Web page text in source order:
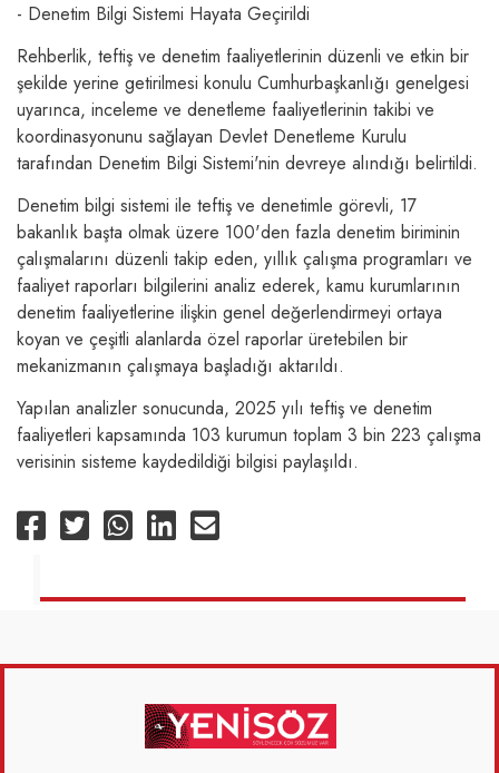
- Denetim Bilgi Sistemi Hayata Geçirildi
Rehberlik, teftiş ve denetim faaliyetlerinin düzenli ve etkin bir
şekilde yerine getirilmesi konulu Cumhurbaşkanlığı genelgesi
uyarınca, inceleme ve denetleme faaliyetlerinin takibi ve
koordinasyonunu sağlayan Devlet Denetleme Kurulu
tarafından Denetim Bilgi Sistemi'nin devreye alındığı belirtildi.
Denetim bilgi sistemi ile teftiş ve denetimle görevli, 17
bakanlık başta olmak üzere 100'den fazla denetim biriminin
çalışmalarını düzenli takip eden, yıllık çalışma programları ve
faaliyet raporları bilgilerini analiz ederek, kamu kurumlarının
denetim faaliyetlerine ilişkin genel değerlendirmeyi ortaya
koyan ve çeşitli alanlarda özel raporlar üretebilen bir
mekanizmanın çalışmaya başladığı aktarıldı.
Yapılan analizler sonucunda, 2025 yılı teftiş ve denetim
faaliyetleri kapsamında 103 kurumun toplam 3 bin 223 çalışma
verisinin sisteme kaydedildiği bilgisi paylaşıldı.